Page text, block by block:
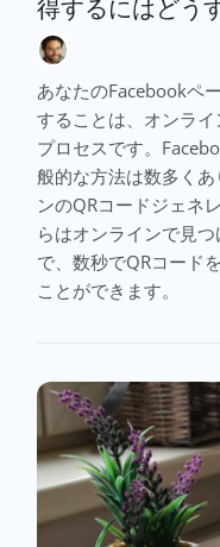
得するにはどう
あなたのFacebookペ
することは、オンラ
プロセスです。
般的な方法は数多く
ンのQRコードジェネ
らはオンラインで見
で、数秒でQRコード
ことができます。